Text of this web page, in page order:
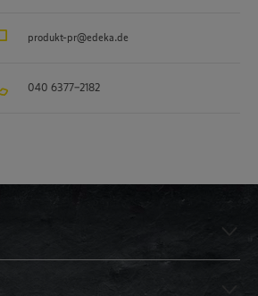
produkt-pr@edeka.de
040 6377-2182